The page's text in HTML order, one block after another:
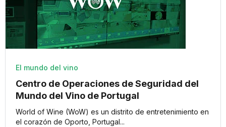
El mundo del vino
Centro de Operaciones de Seguridad del
Mundo del Vino de Portugal
World of Wine (WoW) es un distrito de entretenimiento en
el corazón de Oporto, Portugal...